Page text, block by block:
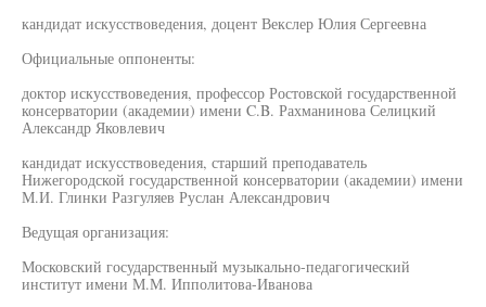
кандидат искусствоведения, доцент Векслер Юлия Сергеевна
Официальные оппоненты:
доктор искусствоведения, профессор Ростовской государственной
консерватории (академии) имени C.B. Рахманинова Селицкий
Александр Яковлевич
кандидат искусствоведения, старший преподаватель
Нижегородской государственной консерватории (академии) имени
М.И. Глинки Разгуляев Руслан Александрович
Ведущая организация:
Московский государственный музыкально-педагогический
институт имени М.М. Ипполитова-Иванова